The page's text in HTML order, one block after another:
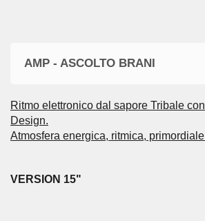
AMP - ASCOLTO BRANI
Ritmo elettronico dal sapore Tribale
Design.
Atmosfera energica, ritmica,
VERSION 15"